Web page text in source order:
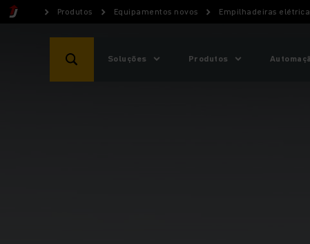
Produtos Equipamentos novos Empilhadeiras
Soluções Produtos